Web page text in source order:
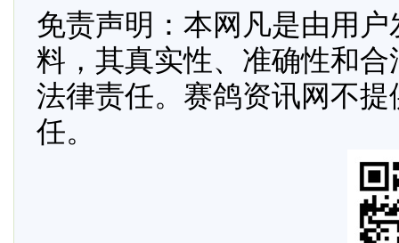
免责声明：本网凡是由用
料，其真实性、准确性和
法律责任。赛鸽资讯网不
任。